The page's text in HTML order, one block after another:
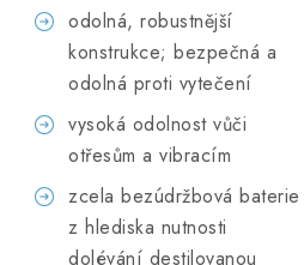
odolná, robustnější
konstrukce; bezpečná a
odolná proti vytečení
vysoká odolnost vůči
otřesům a vibracím
zcela bezúdržbová baterie
z hlediska nutnosti
dolévání destilovanou